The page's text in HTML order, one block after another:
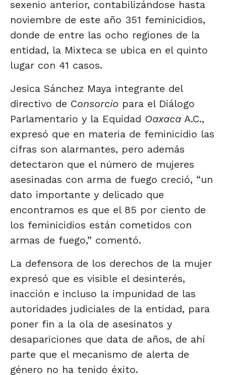
sexenio anterior, contabilizándose hasta
noviembre de este año 351 feminicidios,
donde de entre las ocho regiones de la
entidad, la Mixteca se ubica en el quinto
lugar con 41 casos.
Jesica Sánchez Maya integrante del
directivo de Consorcio para el Diálogo
Parlamentario y la Equidad Oaxaca A.C.,
expresó que en materia de feminicidio las
cifras son alarmantes, pero además
detectaron que el número de mujeres
asesinadas con arma de fuego creció, “un
dato importante y delicado que
encontramos es que el 85 por ciento de
los feminicidios están cometidos con
armas de fuego,” comentó.
La defensora de los derechos de la mujer
expresó que es visible el desinterés,
inacción e incluso la impunidad de las
autoridades judiciales de la entidad, para
poner fin a la ola de asesinatos y
desapariciones que data de años, de ahí
parte que el mecanismo de alerta de
género no ha tenido éxito.